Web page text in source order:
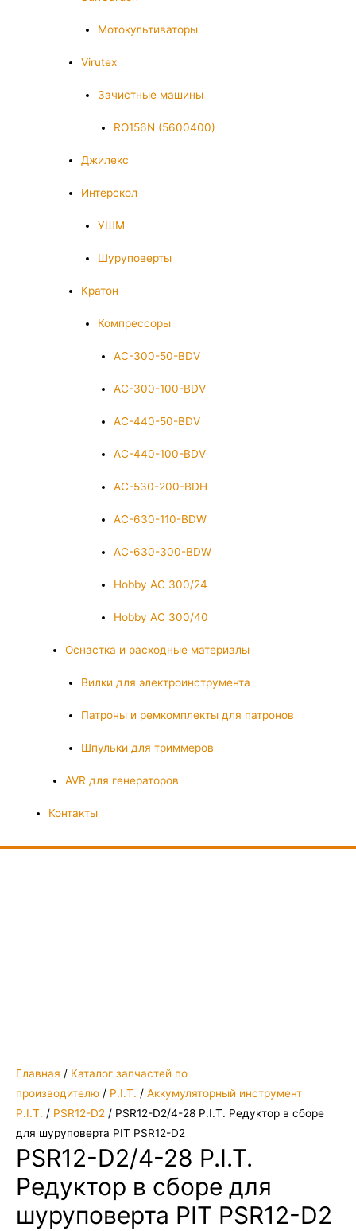
Мотокультиваторы
Virutex
Зачистные машины
RO156N (5600400)
Джилекс
Интерскол
УШМ
Шуруповерты
Кратон
Компрессоры
AC-300-50-BDV
AC-300-100-BDV
AC-440-50-BDV
AC-440-100-BDV
AC-530-200-BDH
AC-630-110-BDW
AC-630-300-BDW
Hobby AC 300/24
Hobby AC 300/40
Оснастка и расходные материалы
Вилки для электроинструмента
Патроны и ремкомплекты для патронов
Шпульки для триммеров
AVR для генераторов
Контакты
Главная / Каталог запчастей по
производителю / P.I.T. / Аккумуляторный инструмент
P.I.T. / PSR12-D2 / PSR12-D2/4-28 P.I.T. Редуктор в сборе
для шуруповерта PIT PSR12-D2
PSR12-D2/4-28 P.I.T.
Редуктор в сборе для
шуруповерта PIT PSR12-D2